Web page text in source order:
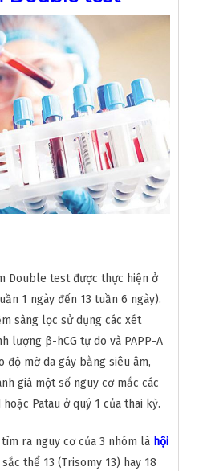
Double test được thực hiện ở
1 ngày đến 13 tuần 6 ngày).
sàng lọc sử dụng các xét
lượng β-hCG tự do và PAPP-A
độ mờ da gáy bằng siêu âm,
giá một số nguy cơ mắc các
Patau ở quý 1 của thai kỳ.
ra nguy cơ của 3 nhóm là hội
thể 13 (Trisomy 13) hay 18